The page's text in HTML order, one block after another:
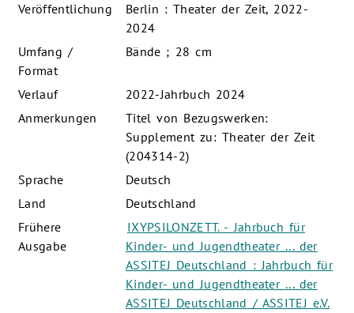
Veröffentlichung
Berlin : Theater der Zeit, 2022-
2024
Umfang /
Format
Bände ; 28 cm
Verlauf
2022-Jahrbuch 2024
Anmerkungen
Titel von Bezugswerken:
Supplement zu: Theater der Zeit
(204314-2)
Sprache
Deutsch
Land
Deutschland
Frühere
Ausgabe
IXYPSILONZETT. - Jahrbuch für
Kinder- und Jugendtheater ... der
ASSITEJ Deutschland : Jahrbuch für
Kinder- und Jugendtheater ... der
ASSITEJ Deutschland / ASSITEJ e.V.